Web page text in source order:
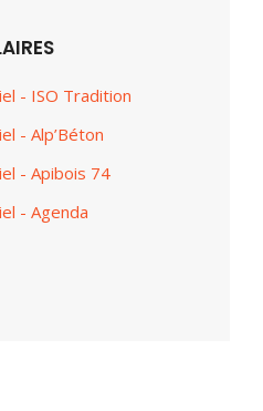
- ISO Tradition
- Alp’Béton
- Apibois 74
- Agenda